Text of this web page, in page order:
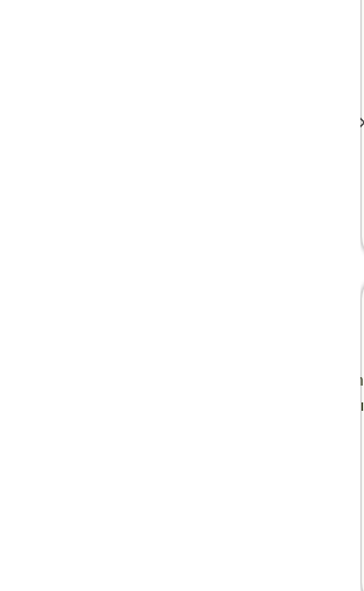
לנהל ולעקוב אחר ההזמנות
מתהליך תשלום מהיר יותר